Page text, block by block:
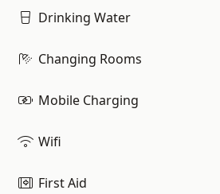
Drinking Water
Changing Rooms
Mobile Charging
Wifi
First Aid